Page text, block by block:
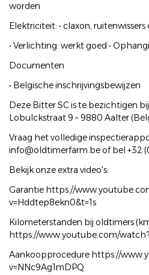
worden
Elektriciteit: • claxon,
• Verlichting: werkt goed •
Documenten
• Belgische inschrijvingsbewijzen
Deze Bitter SC is te bezichtigen
Lobulckstraat 9 – 9880 Aalter
Vraag het volledige
info@oldtimerfarm.be of bel +32
Bekijk onze extra video's:
Garantie https://
v=Hddtep8ekn0&t=1s
Kilometerstanden bij oldtimers
https://www.youtube.com/
Aankoopprocedure https://
v=NNc9Ag1mDPQ